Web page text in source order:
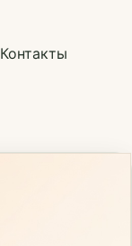
Контакты